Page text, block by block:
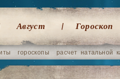
Август Гороскоп
гороскопы расчет натальной